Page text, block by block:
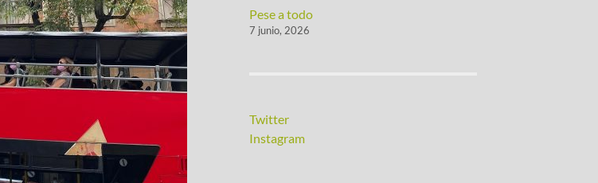
Pese a todo
7 junio, 2026
Twitter
Instagram